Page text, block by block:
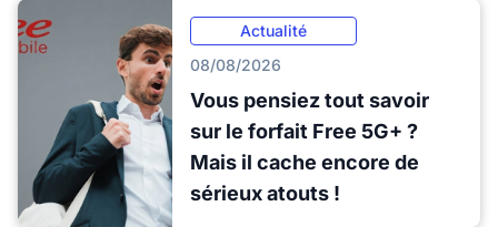
Actualité
08/08/2026
Vous pensiez tout savoir
sur le forfait Free 5G+ ?
Mais il cache encore de
sérieux atouts !